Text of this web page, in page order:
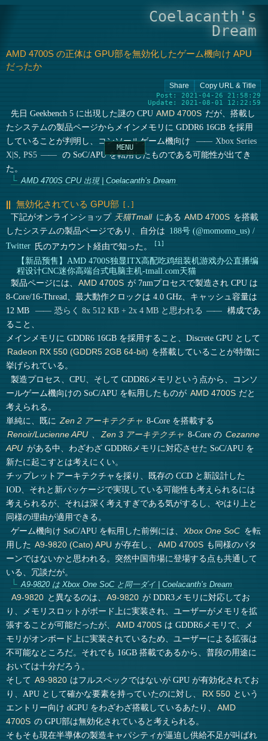
Coelacanth's
Dream
AMD 4700S の正体は GPU部を無効化したゲーム機向け APU
だったか
Post: 2021-04-26 21:58:29
Update: 2021-08-01 12:22:59
先日 Geekbench 5 に出現した謎の CPU AMD 4700S だが、搭載し
たシステムの製品ページからメインメモリに GDDR6 16GB を採用
していることが判明し、コンソールゲーム機向け
Xbox Series
X|S, PS5
の SoC/APU を転用したものである可能性が出てき
た。
AMD 4700S CPU 出現 | Coelacanth’s Dream
無効化されている GPU部
下記がオンラインショップ 天猫Tmall にある AMD 4700S を搭載
したシステムの製品ページであり、自分は 188号 (@momomo_us) /
Twitter 氏のアカウント経由で知った。 1
【新品预售】AMD 4700S独显ITX高配吃鸡组装机游戏办公直播编
程设计CNC迷你高端台式电脑主机-tmall.com天猫
製品ページには、 AMD 4700S が 7nmプロセスで製造され CPU は
8-Core/16-Thread、最大動作クロックは 4.0 GHz、キャッシュ容量は
12 MB
恐らく 8x 512 KB + 2x 4 MB と思われる
構成であ
ること、
メインメモリに GDDR6 16GB を採用すること、Discrete GPU として
Radeon RX 550 (GDDR5 2GB 64-bit) を搭載していることが特徴に
挙げられている。
製造プロセス、CPU、そして GDDR6メモリという点から、コンソ
ールゲーム機向けの SoC/APU を転用したものが AMD 4700S だと
考えられる。
単純に、既に Zen 2 アーキテクチャ 8-Core を搭載する
Renoir/Lucienne APU Zen 3 アーキテクチャ 8-Core の Cezanne
APU がある中、わざわざ GDDR6メモリに対応させた SoC/APU を
新たに起こすとは考えにくい。
チップレットアーキテクチャを採り、既存の CCD と新設計した
IOD、それと新パッケージで実現している可能性も考えられるには
考えられるが、それは深く考えすぎである気がするし、やはり上と
同様の理由が適用できる。
ゲーム機向け SoC/APU を転用した前例には、
Xbox One SoC を転
用した A9-9820 (Cato) APU が存在し、 AMD 4700S も同様のパタ
ーンではないかと思われる。突然中国市場に登場する点も共通して
いる、冗談だが。
A9-9820 は Xbox One SoC と同一ダイ | Coelacanth’s Dream
A9-9820 と異なるのは、 A9-9820 が DDR3メモリに対応してお
り、メモリスロットがボード上に実装され、ユーザーがメモリを拡
張することが可能だったが、
AMD 4700S は GDDR6メモリで、メ
モリがオンボード上に実装されているため、ユーザーによる拡張は
不可能なところだ。それでも 16GB 搭載であるから、普段の用途に
おいては十分だろう。
そして A9-9820 はフルスペックではないが GPU が有効化されてお
り、APU として確かな要素を持っていたのに対し、
RX 550 という
エントリー向け dGPU をわざわざ搭載しているあたり、
AMD
4700S の GPU部は無効化されていると考えられる。
そもそも現在半導体の製造キャパシティが逼迫し供給不足が叫ばれ